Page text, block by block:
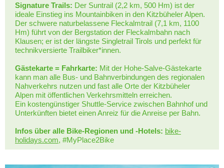
Signature Trails: Der Suntrail (2,2 km, 500 Hm) ist der
ideale Einstieg ins Mountainbiken in den Kitzbüheler Alpen.
Der schwere naturbelassene Fleckalmtrail (7,1 km, 1100
Hm) führt von der Bergstation der Fleckalmbahn nach
Klausen; er ist der längste Singletrail Tirols und perfekt für
technikversierte Trailbiker*innen.
Gästekarte = Fahrkarte: Mit der Hohe-Salve-Gästekarte
kann man alle Bus- und Bahnverbindungen des regionalen
Nahverkehrs nutzen und fast alle Orte der Kitzbüheler
Alpen mit öffentlichen Verkehrsmitteln erreichen.
Ein kostengünstiger Shuttle-Service zwischen Bahnhof und
Unterkünften bietet einen Anreiz für die Anreise per Bahn.
Infos über alle Bike-Regionen und -Hotels: bike-
holidays.com, #MyPlace2Bike